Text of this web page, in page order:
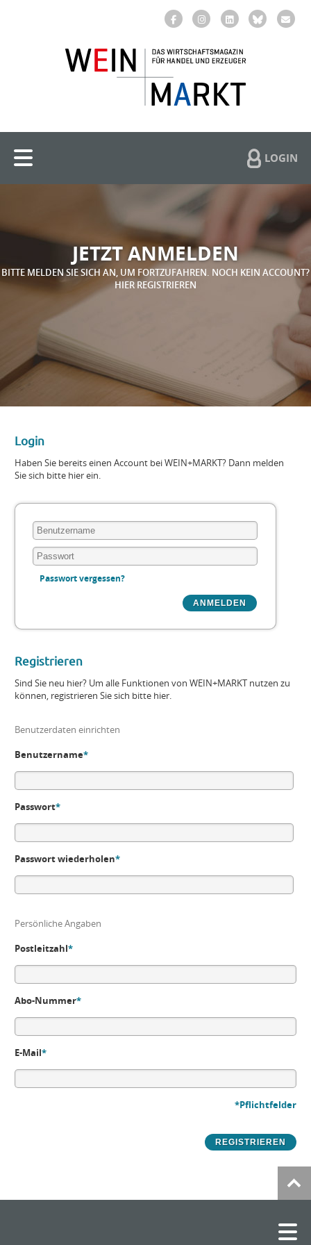
LOGIN
JETZT ANMELDEN
BITTE MELDEN SIE SICH AN, UM FORTZUFAHREN. NOCH KEIN ACCOUNT?
HIER REGISTRIEREN
Login
Haben Sie bereits einen Account bei WEIN+MARKT? Dann melden
Sie sich bitte hier ein.
Passwort vergessen?
Registrieren
Sind Sie neu hier? Um alle Funktionen von WEIN+MARKT nutzen zu
können, registrieren Sie sich bitte hier.
Benutzerdaten einrichten
Benutzername*
Passwort*
Passwort wiederholen*
Persönliche Angaben
Postleitzahl*
Abo-Nummer*
E-Mail*
*Pflichtfelder